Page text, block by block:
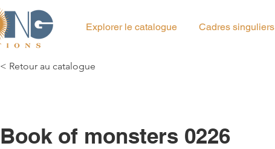
Explorer le catalogue Cadres singuliers
< Retour au catalogue
Book of monsters 0226